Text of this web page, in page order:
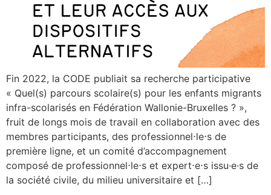
Fin 2022, la CODE publiait sa recherche participative
« Quel(s) parcours scolaire(s) pour les enfants migrants
infra-scolarisés en Fédération Wallonie-Bruxelles ? »,
fruit de longs mois de travail en collaboration avec des
membres participants, des professionnel⋅le⋅s de
première ligne, et un comité d’accompagnement
composé de professionnel⋅le⋅s et expert⋅e⋅s issu·e·s de
la société civile, du milieu universitaire et […]